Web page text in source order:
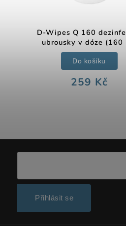
D-Wipes Q 160
ubrousky v dóze (160
259 Kč
Do košíku
Přihlásit se